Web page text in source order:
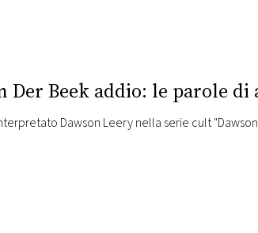
Der Beek addio: le parole
Dawson Leery nella serie cult